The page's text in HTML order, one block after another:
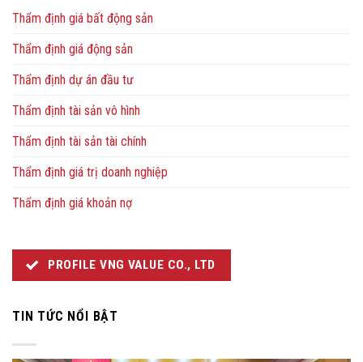
Thẩm định giá bất động sản
Thẩm định giá động sản
Thẩm định dự án đầu tư
Thẩm định tài sản vô hình
Thẩm định tài sản tài chính
Thẩm định giá trị doanh nghiệp
Thẩm định giá khoản nợ
PROFILE VNG VALUE CO., LTD
TIN TỨC NỔI BẬT